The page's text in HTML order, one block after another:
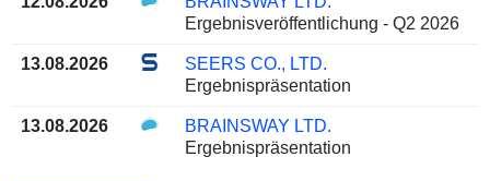
Ergebnisveröffentlichung - Q2 2026
13.08.2026
SEERS CO., LTD.
Ergebnispräsentation
13.08.2026
BRAINSWAY LTD.
Ergebnispräsentation